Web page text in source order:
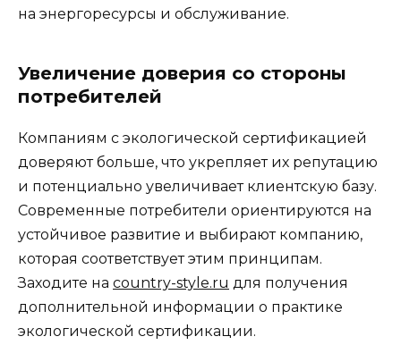
на энергоресурсы и обслуживание.
Увеличение доверия со стороны
потребителей
Компаниям с экологической сертификацией
доверяют больше, что укрепляет их репутацию
и потенциально увеличивает клиентскую базу.
Современные потребители ориентируются на
устойчивое развитие и выбирают компанию,
которая соответствует этим принципам.
Заходите на country-style.ru для получения
дополнительной информации о практике
экологической сертификации.